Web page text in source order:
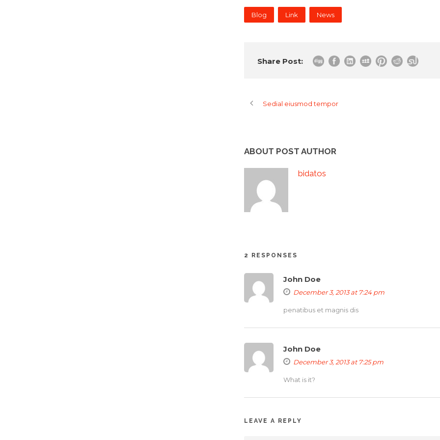
Blog Link News
Share Post:
Sedial eiusmod tempor
ABOUT POST AUTHOR
bidatos
2 RESPONSES
John Doe
December 3, 2013 at 7:24 pm
penatibus et magnis dis
John Doe
December 3, 2013 at 7:25 pm
What is it?
LEAVE A REPLY